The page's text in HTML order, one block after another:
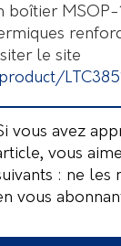
boîtier MSOP-
le site
vous avez
vous
: ne les
vous